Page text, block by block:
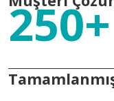
250+